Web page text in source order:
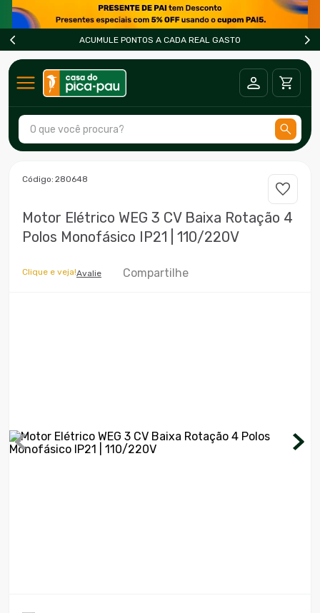
ACUMULE PONTOS A CADA REAL GASTO
O que você procura?
: 280648
Motor Elétrico WEG 3 CV Baixa Rotação 4
Polos Monofásico IP21 | 110/220V
Clique e veja!Avalie Compartilhe
2º
freezer
3º
forno
4º
fogão